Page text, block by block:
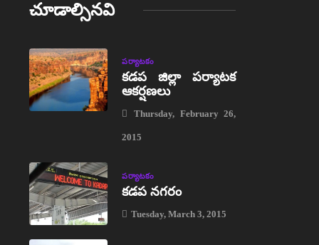
చూడాల్సినవి
పర్యాటకం
కడప జిల్లా పర్యాటక
ఆకర్షణలు
Thursday, February 26,
2015
పర్యాటకం
కడప నగరం
Tuesday, March 3, 2015